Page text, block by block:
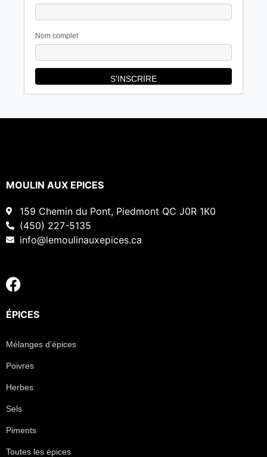
Nom complet
MOULIN AUX EPICES
159 Chemin du Pont, Piedmont QC J0R 1K0
(450) 227-5135
info@lemoulinauxepices.ca
ÉPICES
Mélanges d’épices
Poivres
Herbes
Sels
Piments
Toutes les épices